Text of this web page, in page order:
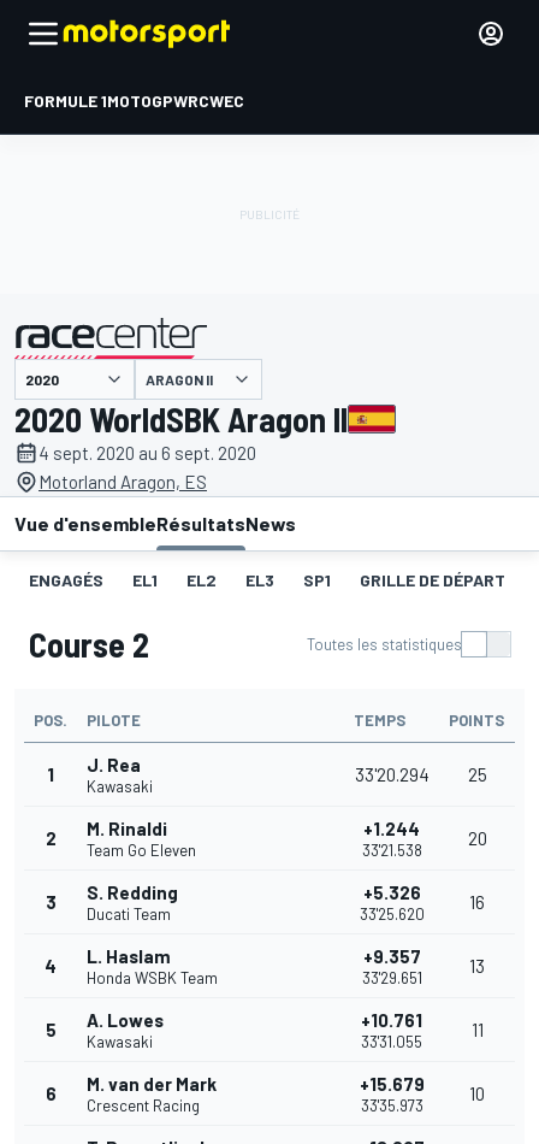
FORMULE 1MOTOGPWRCWEC
présenté par ARAGON II
2020 WorldSBK Aragon II
4 sept. 2020 au 6 sept. 2020
Motorland Aragon, ES
Vue d'ensembleRésultatsNews
ENGAGÉS EL1 EL2 EL3 SP1 GRILLE DE DÉPART
Course 2 Toutes les statistiques
POS. PILOTE TEMPS POINTS
1 J. Rea
Kawasaki
33'20.294 25
2 M. Rinaldi
Team Go Eleven
+1.244
33'21.538
20
3 S. Redding
Ducati Team
+5.326
33'25.620
16
4 L. Haslam
Honda WSBK Team
+9.357
33'29.651
13
5 A. Lowes
Kawasaki
+10.761
33'31.055
11
6 M. van der Mark
Crescent Racing
+15.679
33'35.973
10